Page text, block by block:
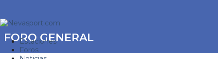
Estaciones
Foros
FORO GENERAL